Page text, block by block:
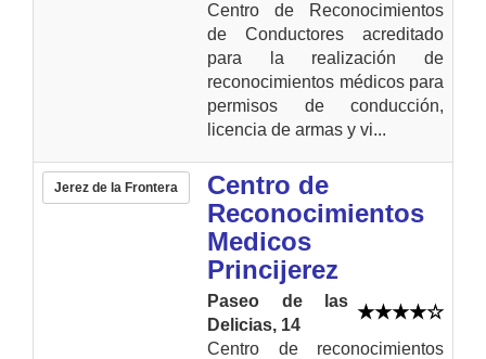
Centro de Reconocimientos
de Conductores acreditado
para la realización de
reconocimientos médicos para
permisos de conducción,
licencia de armas y vi...
Jerez de la Frontera
Centro de
Reconocimientos
Medicos
Princijerez
Paseo de las
Delicias, 14
Centro de reconocimientos